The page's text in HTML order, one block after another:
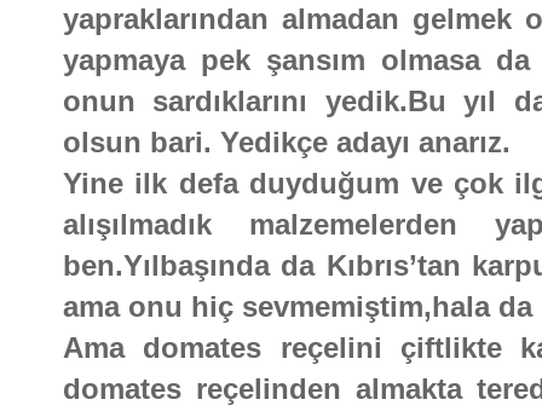
yapraklarından almadan gelmek
yapmaya pek şansım olmasa
onun sardıklarını yedik.Bu yıl
olsun bari. Yedikçe adayı anarız.
Yine ilk defa duyduğum ve çok
alışılmadık malzemelerden
ben.Yılbaşında da Kıbrıs’tan
ama onu hiç sevmemiştim,hala
Ama domates reçelini çiftlikte
domates reçelinden almakta